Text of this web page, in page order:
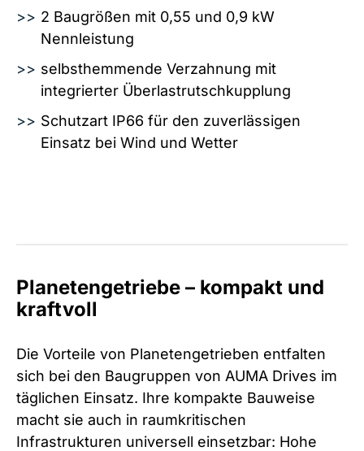
2 Baugrößen mit 0,55 und 0,9 kW
Nennleistung
selbsthemmende Verzahnung mit
integrierter Überlastrutschkupplung
Schutzart IP66 für den zuverlässigen
Einsatz bei Wind und Wetter
Planetengetriebe – kompakt und
kraftvoll
Die Vorteile von Planetengetrieben entfalten
sich bei den Baugruppen von AUMA Drives im
täglichen Einsatz. Ihre kompakte Bauweise
macht sie auch in raumkritischen
Infrastrukturen universell einsetzbar: Hohe